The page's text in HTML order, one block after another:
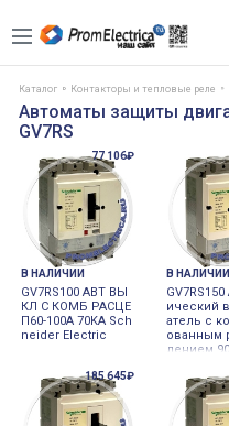
Каталог Контакторы и тепловые реле
Автоматы защиты
GV7RS
77 106₽
В НАЛИЧИИ
GV7RS100 АВТ ВЫ
КЛ С КОМБ РАСЦЕ
П60-100A 70KA Sch
neider Electric
В НАЛИЧИИ
ический
атель с
ованным
лением
185 645₽